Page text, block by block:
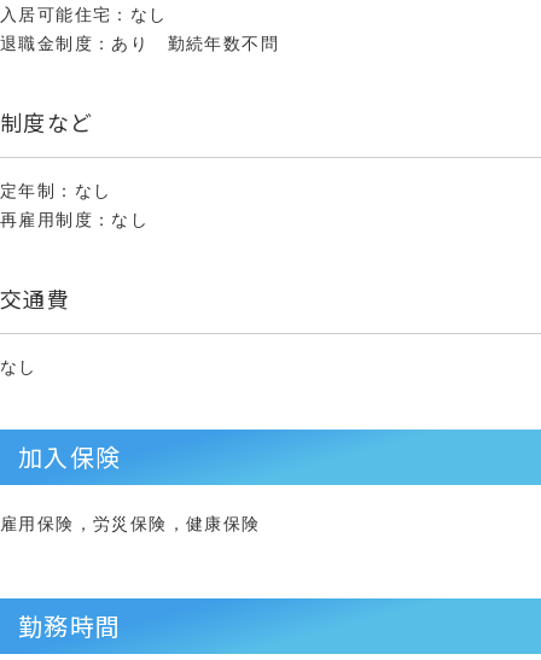
入居可能住宅：なし
退職金制度：あり 勤続年数不問
制度など
定年制：なし
再雇用制度：なし
交通費
なし
加入保険
雇用保険，労災保険，健康保険
勤務時間